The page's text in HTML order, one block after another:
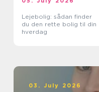
Lejebolig: sådan finder
du den rette bolig til din
hverdag
03. July 2026